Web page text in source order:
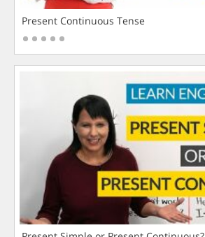
Present Continuous Tense